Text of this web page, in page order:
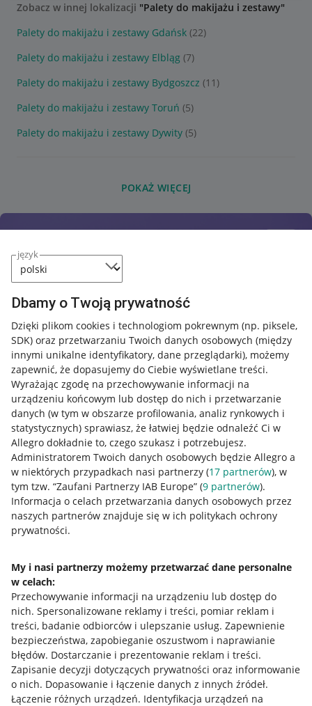
język
Dbamy o Twoją prywatność
Dzięki plikom cookies i technologiom pokrewnym (np. piksele,
SDK) oraz przetwarzaniu Twoich danych osobowych (między
innymi unikalne identyfikatory, dane przeglądarki), możemy
zapewnić, że dopasujemy do Ciebie wyświetlane treści.
Wyrażając zgodę na przechowywanie informacji na
urządzeniu końcowym lub dostęp do nich i przetwarzanie
danych (w tym w obszarze profilowania, analiz rynkowych i
statystycznych) sprawiasz, że łatwiej będzie odnaleźć Ci w
Allegro dokładnie to, czego szukasz i potrzebujesz.
Administratorem Twoich danych osobowych będzie Allegro a
w niektórych przypadkach nasi partnerzy (17 partnerów), w
tym tzw. “Zaufani Partnerzy IAB Europe” (9 partnerów).
Informacja o celach przetwarzania danych osobowych przez
naszych partnerów znajduje się w ich politykach ochrony
prywatności.
My i nasi partnerzy możemy przetwarzać dane personalne
w celach:
Przechowywanie informacji na urządzeniu lub dostęp do
nich. Spersonalizowane reklamy i treści, pomiar reklam i
treści, badanie odbiorców i ulepszanie usług. Zapewnienie
bezpieczeństwa, zapobieganie oszustwom i naprawianie
błędów. Dostarczanie i prezentowanie reklam i treści.
Zapisanie decyzji dotyczących prywatności oraz informowanie
o nich. Dopasowanie i łączenie danych z innych źródeł.
Łączenie różnych urządzeń. Identyfikacja urządzeń na
Zobacz w innej lokalizacji "Palety do makijażu i zestawy"
Palety do makijażu i zestawy Gdańsk (22)
Palety do makijażu i zestawy Elbląg (7)
Palety do makijażu i zestawy Bydgoszcz (11)
Palety do makijażu i zestawy Toruń (5)
Palety do makijażu i zestawy Dywity (5)
POKAŻ WIĘCEJ
Przydatne informacje
Jak to działa
Allegro Gadane dla sprzedających
Allegro Gadane dla kupujących
Mapa miejscowości
Informacje prawne
Regulamin